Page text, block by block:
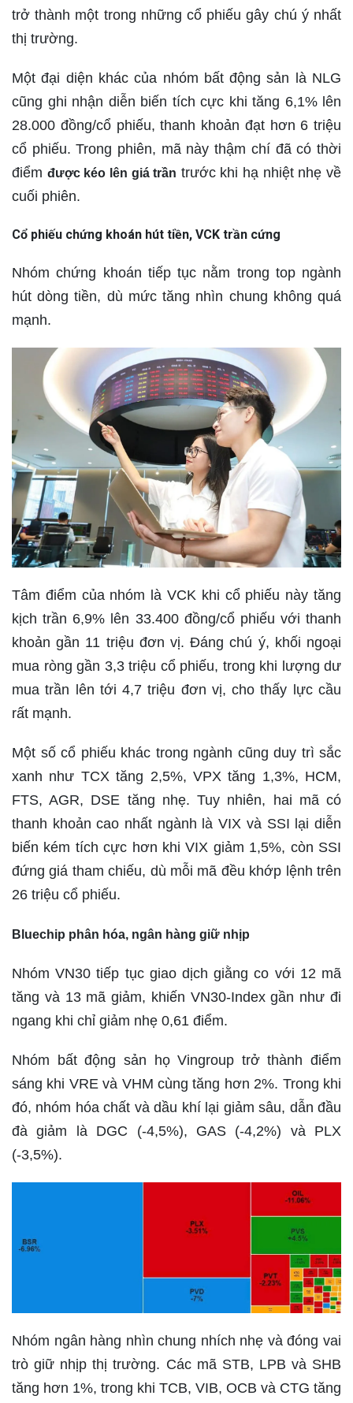
trở thành một trong những cổ phiếu gây chú ý nhất
thị trường.
Một đại diện khác của nhóm bất động sản là NLG
cũng ghi nhận diễn biến tích cực khi tăng 6,1% lên
28.000 đồng/cổ phiếu, thanh khoản đạt hơn 6 triệu
cổ phiếu. Trong phiên, mã này thậm chí đã có thời
điểm được kéo lên giá trần trước khi hạ nhiệt nhẹ về
cuối phiên.
Cổ phiếu chứng khoán hút tiền, VCK trần cứng
Nhóm chứng khoán tiếp tục nằm trong top ngành
hút dòng tiền, dù mức tăng nhìn chung không quá
mạnh.
Tâm điểm của nhóm là VCK khi cổ phiếu này tăng
kịch trần 6,9% lên 33.400 đồng/cổ phiếu với thanh
khoản gần 11 triệu đơn vị. Đáng chú ý, khối ngoại
mua ròng gần 3,3 triệu cổ phiếu, trong khi lượng dư
mua trần lên tới 4,7 triệu đơn vị, cho thấy lực cầu
rất mạnh.
Một số cổ phiếu khác trong ngành cũng duy trì sắc
xanh như TCX tăng 2,5%, VPX tăng 1,3%, HCM,
FTS, AGR, DSE tăng nhẹ. Tuy nhiên, hai mã có
thanh khoản cao nhất ngành là VIX và SSI lại diễn
biến kém tích cực hơn khi VIX giảm 1,5%, còn SSI
đứng giá tham chiếu, dù mỗi mã đều khớp lệnh trên
26 triệu cổ phiếu.
Bluechip phân hóa, ngân hàng giữ nhịp
Nhóm VN30 tiếp tục giao dịch giằng co với 12 mã
tăng và 13 mã giảm, khiến VN30-Index gần như đi
ngang khi chỉ giảm nhẹ 0,61 điểm.
Nhóm bất động sản họ Vingroup trở thành điểm
sáng khi VRE và VHM cùng tăng hơn 2%. Trong khi
đó, nhóm hóa chất và dầu khí lại giảm sâu, dẫn đầu
đà giảm là DGC (-4,5%), GAS (-4,2%) và PLX
(-3,5%).
Nhóm ngân hàng nhìn chung nhích nhẹ và đóng vai
trò giữ nhịp thị trường. Các mã STB, LPB và SHB
tăng hơn 1%, trong khi TCB, VIB, OCB và CTG tăng